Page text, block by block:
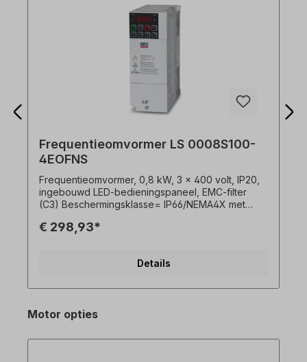
Frequentieomvormer LS 0008S100-
4EOFNS
Frequentieomvormer, 0,8 kW, 3 x 400 volt, IP20,
ingebouwd LED-bedieningspaneel, EMC-filter
(C3) Beschermingsklasse= IP66/NEMA4X met
sensorloze bedieningsfuncties hoog startKoppel
geïntegreerd EMC-filter (C3) Voldoet aan de
Duty 150% gedurende 1 min of Normal Duty 120%
roterend Geïntegreerde "STO" veilige stop (Safe
Geïntegreerd display met eenvoudige bediening,
€ 298,93*
Details
Motor opties